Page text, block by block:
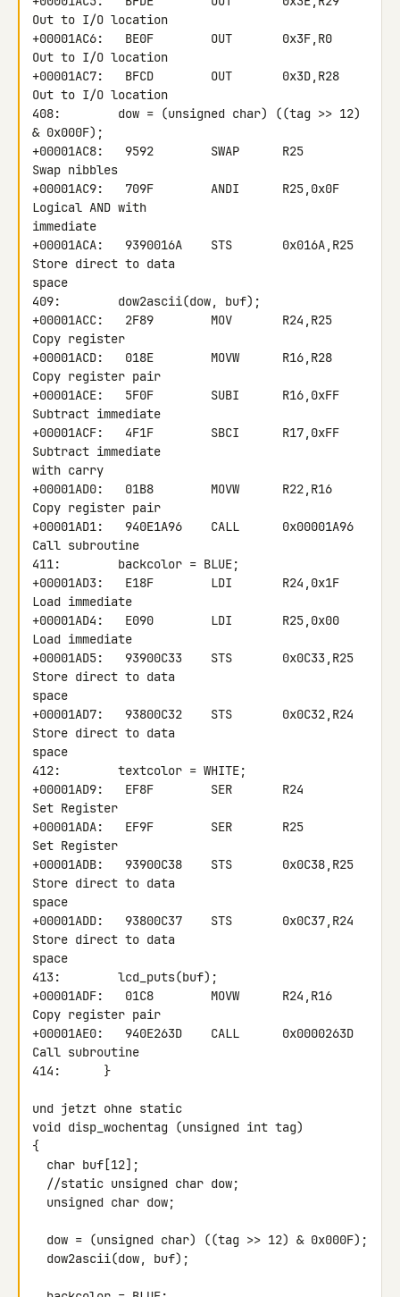
Out to I/O location
+00001AC6:   BE0F        OUT       0x3F,R0
Out to I/O location
+00001AC7:   BFCD        OUT       0x3D,R28
Out to I/O location
408:        dow = (unsigned char) ((tag >> 12)
& 0x000F);
+00001AC8:   9592        SWAP      R25
Swap nibbles
+00001AC9:   709F        ANDI      R25,0x0F
Logical AND with
immediate
+00001ACA:   9390016A    STS       0x016A,R25
Store direct to data
space
409:        dow2ascii(dow, buf);
+00001ACC:   2F89        MOV       R24,R25
Copy register
+00001ACD:   018E        MOVW      R16,R28
Copy register pair
+00001ACE:   5F0F        SUBI      R16,0xFF
Subtract immediate
+00001ACF:   4F1F        SBCI      R17,0xFF
Subtract immediate
with carry
+00001AD0:   01B8        MOVW      R22,R16
Copy register pair
+00001AD1:   940E1A96    CALL      0x00001A96
Call subroutine
411:        backcolor = BLUE;
+00001AD3:   E18F        LDI       R24,0x1F
Load immediate
+00001AD4:   E090        LDI       R25,0x00
Load immediate
+00001AD5:   93900C33    STS       0x0C33,R25
Store direct to data
space
+00001AD7:   93800C32    STS       0x0C32,R24
Store direct to data
space
412:        textcolor = WHITE;
+00001AD9:   EF8F        SER       R24
Set Register
+00001ADA:   EF9F        SER       R25
Set Register
+00001ADB:   93900C38    STS       0x0C38,R25
Store direct to data
space
+00001ADD:   93800C37    STS       0x0C37,R24
Store direct to data
space
413:        lcd_puts(buf);
+00001ADF:   01C8        MOVW      R24,R16
Copy register pair
+00001AE0:   940E263D    CALL      0x0000263D
Call subroutine
414:      }
und jetzt ohne static
void disp_wochentag (unsigned int tag)
{